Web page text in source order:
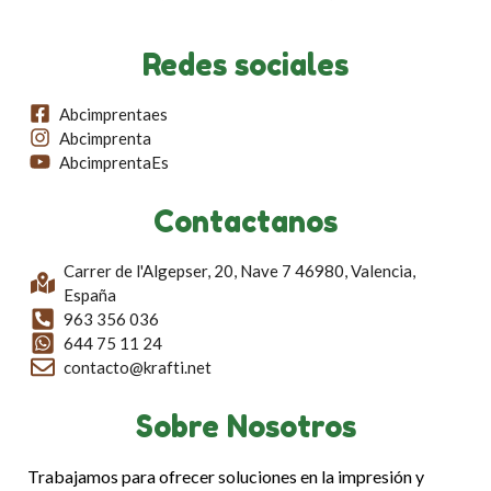
Sobre Nosotros
Trabajamos para ofrecer soluciones en la impresión y
Contactanos
Carrer de l'Algepser, 20, Nave 7 46980, Valencia,
España
963 356 036
644 75 11 24
contacto@krafti.net
Redes sociales
Abcimprentaes
Abcimprenta
AbcimprentaEs